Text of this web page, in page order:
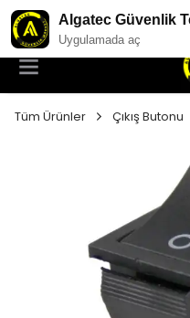
YENI NESIL
Tüm Ürünler Çıkış Butonu
Algatec Güvenlik
Uygulamada aç